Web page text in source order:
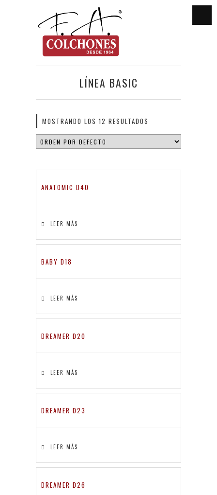
LÍNEA BASIC
MOSTRANDO LOS 12 RESULTADOS
ANATOMIC D40
LEER MÁS
BABY D18
LEER MÁS
DREAMER D20
LEER MÁS
DREAMER D23
LEER MÁS
DREAMER D26